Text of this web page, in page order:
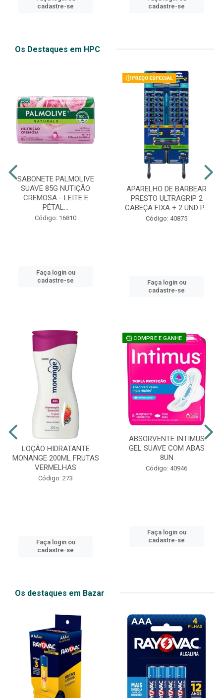
cadastre-se
cadastre-se
Os Destaques em HPC
SABONETE PALMOLIVE
SUAVE 85G NUTIÇÃO
CREMOSA - LEITE E
PÉTAL...
Código: 16810
Faça login ou
cadastre-se
APARELHO DE BARBEAR
PRESTO ULTRAGRIP 2
CABEÇA FIXA + 2 UND P...
Código: 40875
Faça login ou
cadastre-se
LOÇÃO HIDRATANTE
MONANGE 200ML FRUTAS
VERMELHAS
Código: 273
Faça login ou
cadastre-se
COMPRE E GANHE
ABSORVENTE INTIMUS
GEL SUAVE COM ABAS
8UN
Código: 40946
Faça login ou
cadastre-se
Os destaques em Bazar